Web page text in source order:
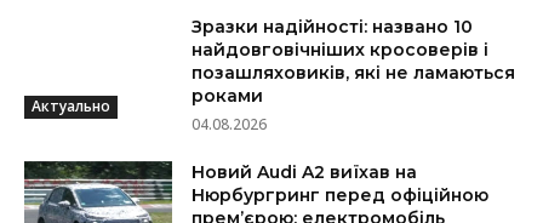
Актуально
Зразки надійності: названо 10
найдовговічніших кросоверів і
позашляховиків, які не ламаються
роками
04.08.2026
Новий Audi A2 виїхав на
Нюрбургринг перед офіційною
прем’єрою: електромобіль